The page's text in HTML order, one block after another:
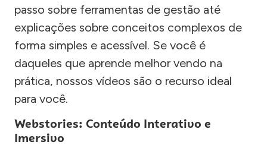
passo sobre ferramentas de gestão até
explicações sobre conceitos complexos de
forma simples e acessível. Se você é
daqueles que aprende melhor vendo na
prática, nossos vídeos são o recurso ideal
para você.
Webstories: Conteúdo Interativo e
Imersivo